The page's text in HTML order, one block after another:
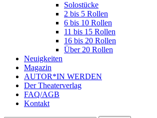
Solostücke
2 bis 5 Rollen
6 bis 10 Rollen
11 bis 15 Rollen
16 bis 20 Rollen
Über 20 Rollen
Neuigkeiten
Magazin
AUTOR*IN WERDEN
Der Theaterverlag
FAQ/AGB
Kontakt